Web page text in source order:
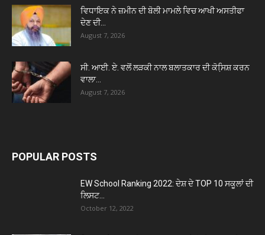
ਵਿਧਾਇਕ ਨੇ ਜ਼ਮੀਨ ਦੀ ਬੋਲੀ ਮਾਮਲੇ ਵਿਚ ਆਖੀ ਅਸਤੀਫਾ
ਦੇਣ ਦੀ...
August 7, 2026
ਸੀ. ਆਈ. ਏ. ਵਲੋਂ ਲੜਕੀ ਨਾਲ ਬਲਾਤਕਾਰ ਦੀ ਕੋਸਿ਼ਸ਼ ਕਰਨ
ਵਾਲਾ...
August 7, 2026
POPULAR POSTS
EW School Ranking 2022: ਦੇਸ਼ ਦੇ TOP 10 ਸਕੂਲਾਂ ਦੀ
ਲਿਸਟ...
October 12, 2022